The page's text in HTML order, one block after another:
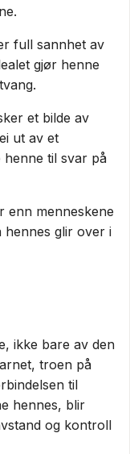
full sannhet av
gjør henne
et bilde av
ut av et
henne til svar på
enn menneskene
hennes glir over i
ikke bare av den
troen på
til
hennes, blir
og kontroll